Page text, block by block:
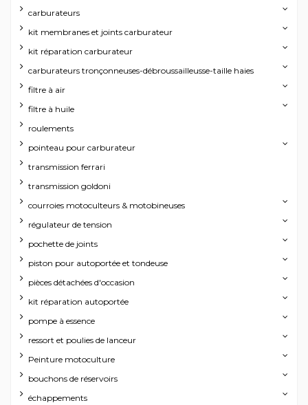
carburateurs
kit membranes et joints carburateur
kit réparation carburateur
carburateurs tronçonneuses-débroussailleusse-taille haies
filtre à air
filtre à huile
roulements
pointeau pour carburateur
transmission ferrari
transmission goldoni
courroies motoculteurs & motobineuses
régulateur de tension
pochette de joints
piston pour autoportée et tondeuse
pièces détachées d'occasion
kit réparation autoportée
pompe à essence
ressort et poulies de lanceur
Peinture motoculture
bouchons de réservoirs
échappements